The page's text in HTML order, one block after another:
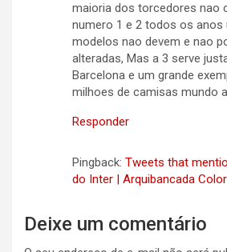
maioria dos torcedores nao
numero 1 e 2 todos os anos
modelos nao devem e nao
alteradas, Mas a 3 serve
Barcelona e um grande
milhoes de camisas mundo
Responder
Pingback: Tweets that
do Inter | Arquibancada
Deixe um comentário